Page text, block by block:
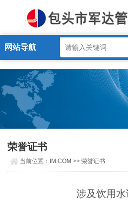
IM.COM
网站导航
荣誉证书
当前位置： IM.COM >>荣誉证书
涉及饮用水